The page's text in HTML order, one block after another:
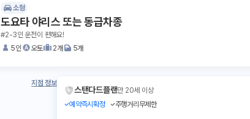
소형
도요타 야리스 또는 동급차종
#2-3인 운전이 편해요!
5인
오토 2개 5개
지점 정보
스탠다드플랜만 20세 이상
예약즉시확정
주행거리무제한